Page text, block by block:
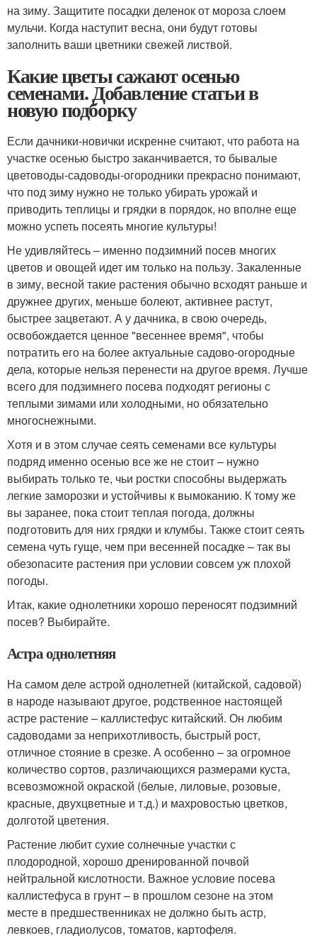
на зиму. Защитите посадки деленок от мороза слоем
мульчи. Когда наступит весна, они будут готовы
заполнить ваши цветники свежей листвой.
Какие цветы сажают осенью
семенами. Добавление статьи в
новую подборку
Если дачники-новички искренне считают, что работа на
участке осенью быстро заканчивается, то бывалые
цветоводы-садоводы-огородники прекрасно понимают,
что под зиму нужно не только убирать урожай и
приводить теплицы и грядки в порядок, но вполне еще
можно успеть посеять многие культуры!
Не удивляйтесь – именно подзимний посев многих
цветов и овощей идет им только на пользу. Закаленные
в зиму, весной такие растения обычно всходят раньше и
дружнее других, меньше болеют, активнее растут,
быстрее зацветают. А у дачника, в свою очередь,
освобождается ценное "весеннее время", чтобы
потратить его на более актуальные садово-огородные
дела, которые нельзя перенести на другое время. Лучше
всего для подзимнего посева подходят регионы с
теплыми зимами или холодными, но обязательно
многоснежными.
Хотя и в этом случае сеять семенами все культуры
подряд именно осенью все же не стоит – нужно
выбирать только те, чьи ростки способны выдержать
легкие заморозки и устойчивы к вымоканию. К тому же
вы заранее, пока стоит теплая погода, должны
подготовить для них грядки и клумбы. Также стоит сеять
семена чуть гуще, чем при весенней посадке – так вы
обезопасите растения при условии совсем уж плохой
погоды.
Итак, какие однолетники хорошо переносят подзимний
посев? Выбирайте.
Астра однолетняя
На самом деле астрой однолетней (китайской, садовой)
в народе называют другое, родственное настоящей
астре растение – каллистефус китайский. Он любим
садоводами за неприхотливость, быстрый рост,
отличное стояние в срезке. А особенно – за огромное
количество сортов, различающихся размерами куста,
всевозможной окраской (белые, лиловые, розовые,
красные, двухцветные и т.д.) и махровостью цветков,
долготой цветения.
Растение любит сухие солнечные участки с
плодородной, хорошо дренированной почвой
нейтральной кислотности. Важное условие посева
каллистефуса в грунт – в прошлом сезоне на этом
месте в предшественниках не должно быть астр,
левкоев, гладиолусов, томатов, картофеля.